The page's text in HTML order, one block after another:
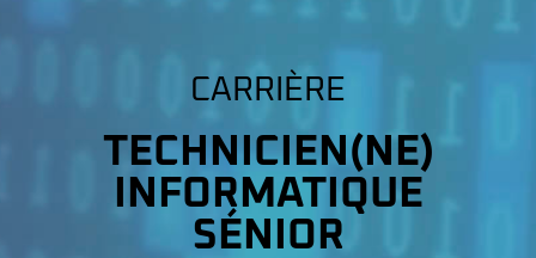
CARRIÈRE
TECHNICIEN(NE)
INFORMATIQUE
SÉNIOR